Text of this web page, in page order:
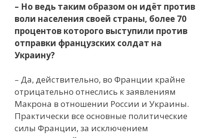
– Но ведь таким образом он идёт против
воли населения своей страны, более 70
процентов которого выступили против
отправки французских солдат на
Украину?
– Да, действительно, во Франции крайне
отрицательно отнеслись к заявлениям
Макрона в отношении России и Украины.
Практически все основные политические
силы Франции, за исключением